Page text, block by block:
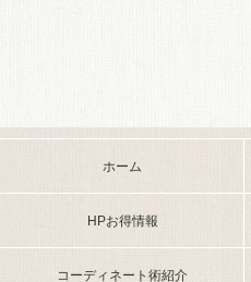
ホーム
HPお得情報
コーディネート術紹介